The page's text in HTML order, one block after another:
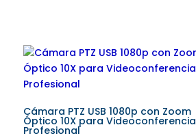
Cámara PTZ USB 1080p con Zoom
Óptico 10X para Videoconferencia
Profesional